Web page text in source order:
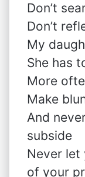
Don’t
Don’t
My
She has
More
Make
And
subside
Never let
of your